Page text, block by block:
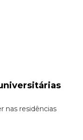
nas residências